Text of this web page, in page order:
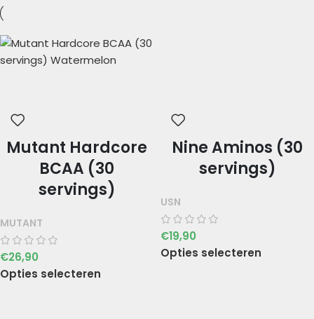
Mutant Hardcore
BCAA (30
servings)
MUTANT
€26,90
Opties selecteren
Nine Aminos (30
servings)
USN
€19,90
Opties selecteren